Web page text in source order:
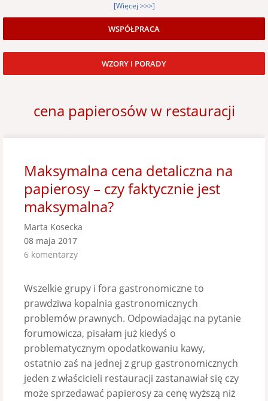
[Więcej >>>]
WSPÓŁPRACA
WZORY I PORADY
cena papierosów w restauracji
Maksymalna cena detaliczna na
papierosy – czy faktycznie jest
maksymalna?
Marta Kosecka
08 maja 2017
6 komentarzy
Wszelkie grupy i fora gastronomiczne to
prawdziwa kopalnia gastronomicznych
problemów prawnych. Odpowiadając na pytanie
forumowicza, pisałam już kiedyś o
problematycznym opodatkowaniu kawy,
ostatnio zaś na jednej z grup gastronomicznych
jeden z właścicieli restauracji zastanawiał się czy
może sprzedawać papierosy za cenę wyższą niż